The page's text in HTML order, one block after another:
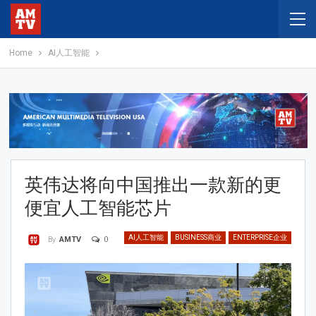
Home AI人工智能
英伟达将向中国推出一款新的更
便宜人工智能芯片
AI人工智能 BUSINESS商业 ENTERPRISE企业
By AMTV 0